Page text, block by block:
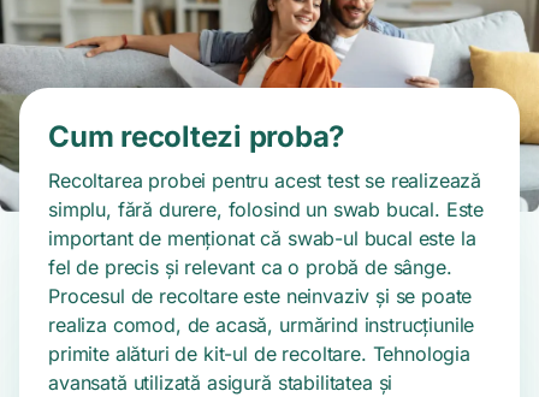
Cum recoltezi proba?
Recoltarea probei pentru acest test se realizează
simplu, fără durere, folosind un swab bucal. Este
important de menționat că swab-ul bucal este la
fel de precis și relevant ca o probă de sânge.
Procesul de recoltare este neinvaziv și se poate
realiza comod, de acasă, urmărind instrucțiunile
primite alături de kit-ul de recoltare. Tehnologia
avansată utilizată asigură stabilitatea și